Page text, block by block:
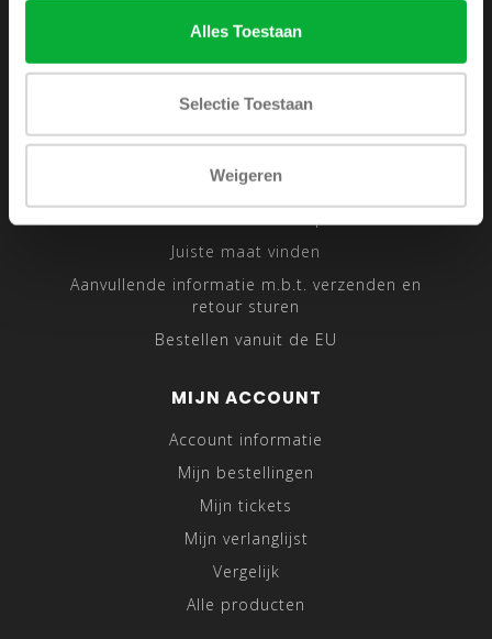
Alles Toestaan
Selectie Toestaan
Weigeren
Privacy Policy
Sitemap
Traveling Tailor
Juiste maat vinden
Aanvullende informatie m.b.t. verzenden en
retour sturen
Bestellen vanuit de EU
MIJN ACCOUNT
Account informatie
Mijn bestellingen
Mijn tickets
Mijn verlanglijst
Vergelijk
Alle producten